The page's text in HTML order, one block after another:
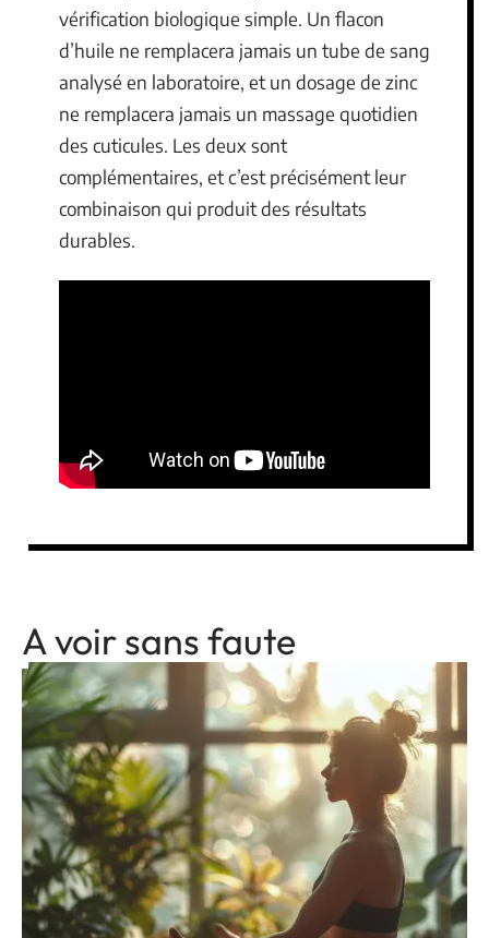
vérification biologique simple. Un flacon
d’huile ne remplacera jamais un tube de sang
analysé en laboratoire, et un dosage de zinc
ne remplacera jamais un massage quotidien
des cuticules. Les deux sont
complémentaires, et c’est précisément leur
combinaison qui produit des résultats
durables.
A voir sans faute